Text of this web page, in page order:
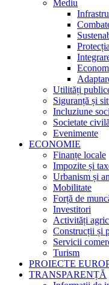
Mediu
Utilități
Siguranță și
Incluziune
Societate civilă
Evenimente
ECONOMIE
Finanțe locale
Impozite și
Urbanism și
Mobilitate
Forță de
Investitori
Activități
Construcții și
Servicii
Turism
PROIECTE
TRANSPARENȚĂ